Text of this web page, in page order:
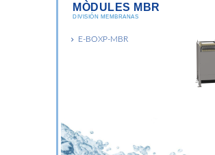
MÒDULES MBR
DIVISIÓN MEMBRANAS
E-BOXP-MBR